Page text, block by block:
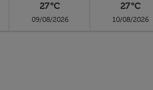
27°C
09/08/2026
27°C
10/08/2026